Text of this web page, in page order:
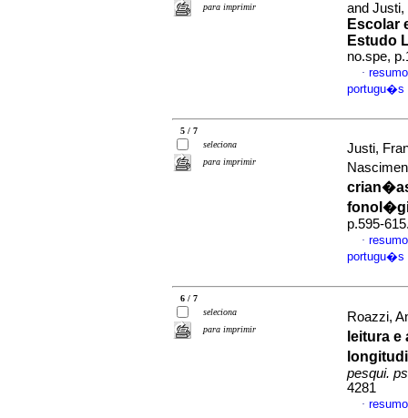
para imprimir
and
Escolar
Estudo
no.spe,
·
portugu�s
5 / 7
seleciona
para imprimir
Justi,
p.595-
·
portugu�s
6 / 7
seleciona
para imprimir
Roazzi,
leitura
pesqui.
4281
·